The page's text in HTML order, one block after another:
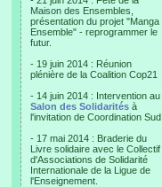
Maison des Ensembles,
présentation du projet "Manga
Ensemble" - reprogrammer le
futur.
- 19 juin 2014 : Réunion
plénière de la Coalition Cop21
- 14 juin 2014 : Intervention au
Salon des Solidarités à
l'invitation de Coordination Sud
- 17 mai 2014 : Braderie du
Livre solidaire avec le Collectif
d'Associations de Solidarité
Internationale de la Ligue de
l'Enseignement.